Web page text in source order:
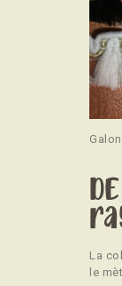
La
le